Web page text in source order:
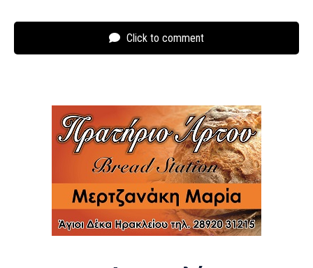
Click to comment